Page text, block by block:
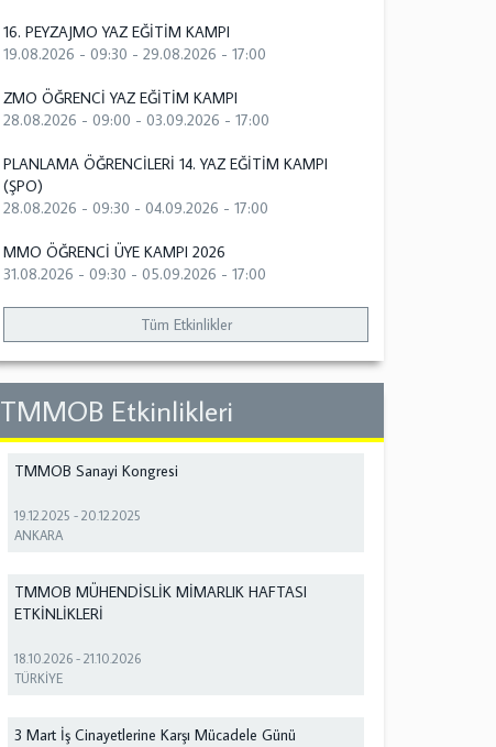
16. PEYZAJMO YAZ EĞİTİM KAMPI
19.08.2026 - 09:30 -29.08.2026 - 17:00
ZMO ÖĞRENCİ YAZ EĞİTİM KAMPI
28.08.2026 - 09:00 -03.09.2026 - 17:00
PLANLAMA ÖĞRENCİLERİ 14. YAZ EĞİTİM KAMPI
(ŞPO)
28.08.2026 - 09:30 -04.09.2026 - 17:00
MMO ÖĞRENCİ ÜYE KAMPI 2026
31.08.2026 - 09:30 -05.09.2026 - 17:00
Tüm Etkinlikler
TMMOB Etkinlikleri
TMMOB Sanayi Kongresi
19.12.2025 -20.12.2025
ANKARA
TMMOB MÜHENDİSLİK MİMARLIK HAFTASI
ETKİNLİKLERİ
18.10.2026 -21.10.2026
TÜRKİYE
3 Mart İş Cinayetlerine Karşı Mücadele Günü